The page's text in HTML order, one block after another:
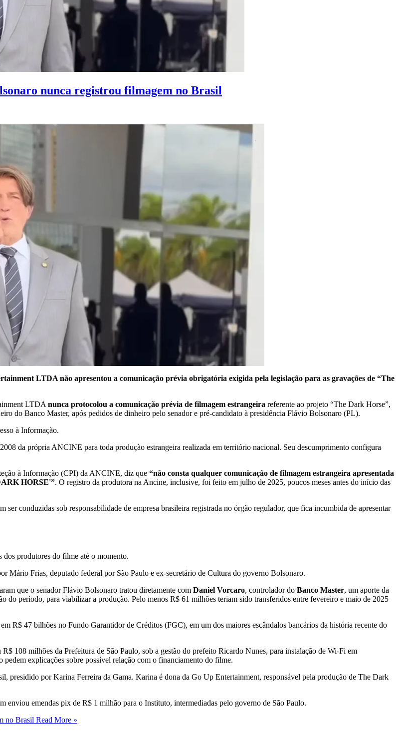
nunca registrou filmagem no Brasil
LTDA não apresentou a comunicação prévia obrigatória exigida pela legislação para as gravações de “The
LTDA nunca protocolou a comunicação prévia de filmagem estrangeira referente ao projeto “The Dark Horse”,
do Banco Master, após pedidos de dinheiro pelo senador e pré-candidato à presidência Flávio Bolsonaro (PL).
à Informação.
da própria ANCINE para toda produção estrangeira realizada em território nacional. Seu descumprimento configura
à Informação (CPI) da ANCINE, diz que “não consta qualquer comunicação de filmagem estrangeira apresentada
HORSE'”. O registro da produtora na Ancine, inclusive, foi feito em julho de 2025, poucos meses antes do início das
ser conduzidas sob responsabilidade de empresa brasileira registrada no órgão regulador, que fica incumbida de apresentar
produtores do filme até o momento.
Mário Frias, deputado federal por São Paulo e ex-secretário de Cultura do governo Bolsonaro.
que o senador Flávio Bolsonaro tratou diretamente com Daniel Vorcaro, controlador do Banco Master, um aporte da
do período, para viabilizar a produção. Pelo menos R$ 61 milhões teriam sido transferidos entre fevereiro e maio de 2025
R$ 47 bilhões no Fundo Garantidor de Créditos (FGC), em um dos maiores escândalos bancários da história recente do
108 milhões da Prefeitura de São Paulo, sob a gestão do prefeito Ricardo Nunes, para instalação de Wi-Fi em
explicações sobre possível relação com o financiamento do filme.
presidido por Karina Ferreira da Gama. Karina é dona da Go Up Entertainment, responsável pela produção de The Dark
enviou emendas pix de R$ 1 milhão para o Instituto, intermediadas pelo governo de São Paulo.
no Brasil Read More »